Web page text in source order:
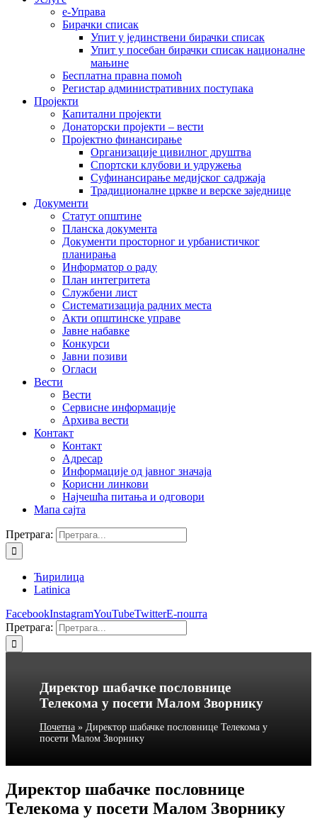
е-Управа
Бирачки списак
Упит у јединствени бирачки списак
Упит у посебан бирачки списак националне
мањине
Бесплатна правна помоћ
Регистар административних поступака
Пројекти
Капитални пројекти
Донаторски пројекти – вести
Пројектно финансирање
Организације цивилног друштва
Спортски клубови и удружења
Суфинансирање медијског садржаја
Традиционалне цркве и верске заједнице
Документи
Статут општине
Планска документа
Документи просторног и урбанистичког
планирања
Информатор о раду
План интегритета
Службени лист
Систематизација радних места
Акти општинске управе
Јавне набавке
Конкурси
Јавни позиви
Огласи
Вести
Вести
Сервисне информације
Архива вести
Контакт
Контакт
Адресар
Информације од јавног значаја
Корисни линкови
Најчешћа питања и одговори
Мапа сајта
Претрага:
Ћирилица
Latinica
FacebookInstagramYouTubeTwitterЕ-пошта
Претрага:
Директор шабачке пословнице
Телекома у посети Малом Зворнику
Почетна» Директор шабачке пословнице Телекома у
посети Малом Зворнику
Директор шабачке пословнице
Телекома у посети Малом Зворнику